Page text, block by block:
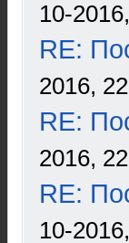
10-
RE:
2016,
RE:
2016,
RE:
10-